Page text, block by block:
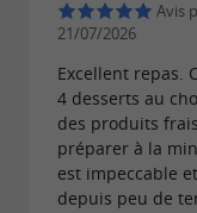
Avis
21/07/2026
Excellent repas.
4 desserts au
des produits
préparer à la
est impeccable
depuis peu de